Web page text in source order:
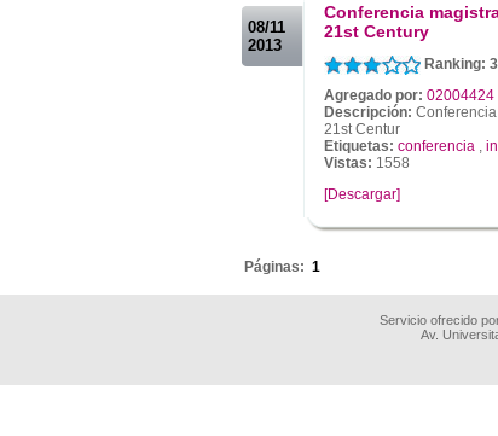
08/11
2013
Conferencia
21st Century
Ranking:
Agregado por: 02004424
Descripción:
21st Centur
Etiquetas: conferencia ,
Vistas: 1558
[Descargar]
Páginas: 1
Servicio ofrecido
Av.